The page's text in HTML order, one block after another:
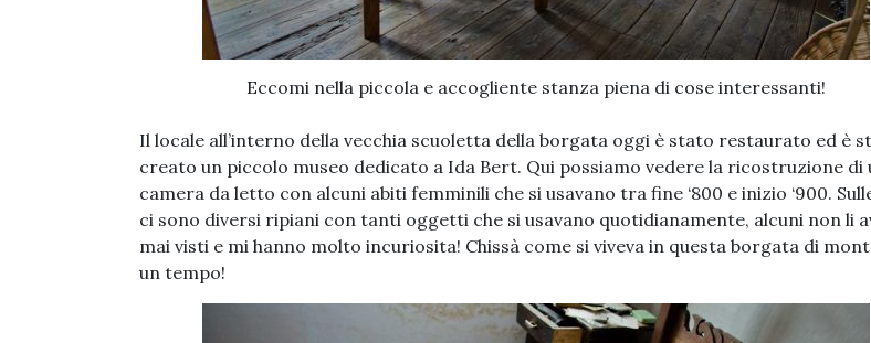
Eccomi nella piccola e accogliente stanza piena di cose interessanti!
Il locale all’interno della vecchia scuoletta della borgata oggi è stato restaurato ed è
creato un piccolo museo dedicato a Ida Bert. Qui possiamo vedere la ricostruzione di
camera da letto con alcuni abiti femminili che si usavano tra fine ‘800 e inizio ‘900.
ci sono diversi ripiani con tanti oggetti che si usavano quotidianamente, alcuni non li
mai visti e mi hanno molto incuriosita! Chissà come si viveva in questa borgata di
un tempo!